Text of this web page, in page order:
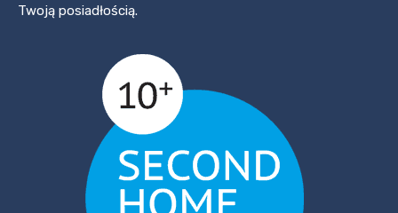
Twoją posiadłością.